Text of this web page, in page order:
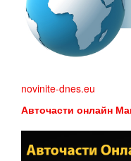
novinite-dnes.eu
Авточасти онлайн